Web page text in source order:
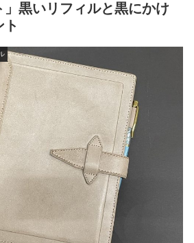
」黒いリフィルと黒にかけ